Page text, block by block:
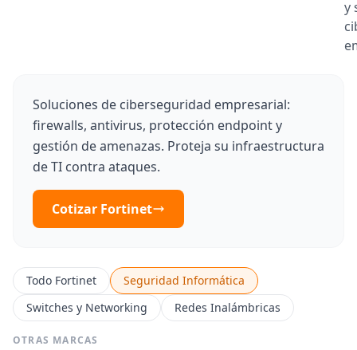
y
Soluciones de ciberseguridad empresarial:
firewalls, antivirus, protección endpoint y
gestión de amenazas. Proteja su infraestructura
de TI contra ataques.
Cotizar Fortinet
Todo Fortinet
Seguridad Informática
Switches y Networking
Redes Inalámbricas
OTRAS MARCAS